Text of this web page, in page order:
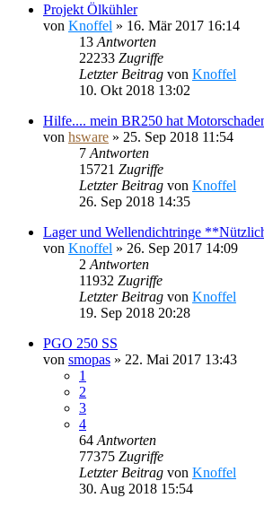
Projekt Ölkühler
von Knoffel » 16. Mär 2017 16:14
13 Antworten
22233 Zugriffe
Letzter Beitrag von Knoffel
10. Okt 2018 13:02
Hilfe.... mein BR250 hat
von hsware » 25. Sep 2018 11:54
7 Antworten
15721 Zugriffe
Letzter Beitrag von Knoffel
26. Sep 2018 14:35
Lager und Wellendichtringe
von Knoffel » 26. Sep 2017 14:09
2 Antworten
11932 Zugriffe
Letzter Beitrag von Knoffel
19. Sep 2018 20:28
PGO 250 SS
von smopas » 22. Mai 2017 13:43
1
2
3
4
64 Antworten
77375 Zugriffe
Letzter Beitrag von Knoffel
30. Aug 2018 15:54